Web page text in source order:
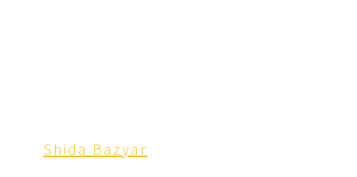
Shida Bazyar